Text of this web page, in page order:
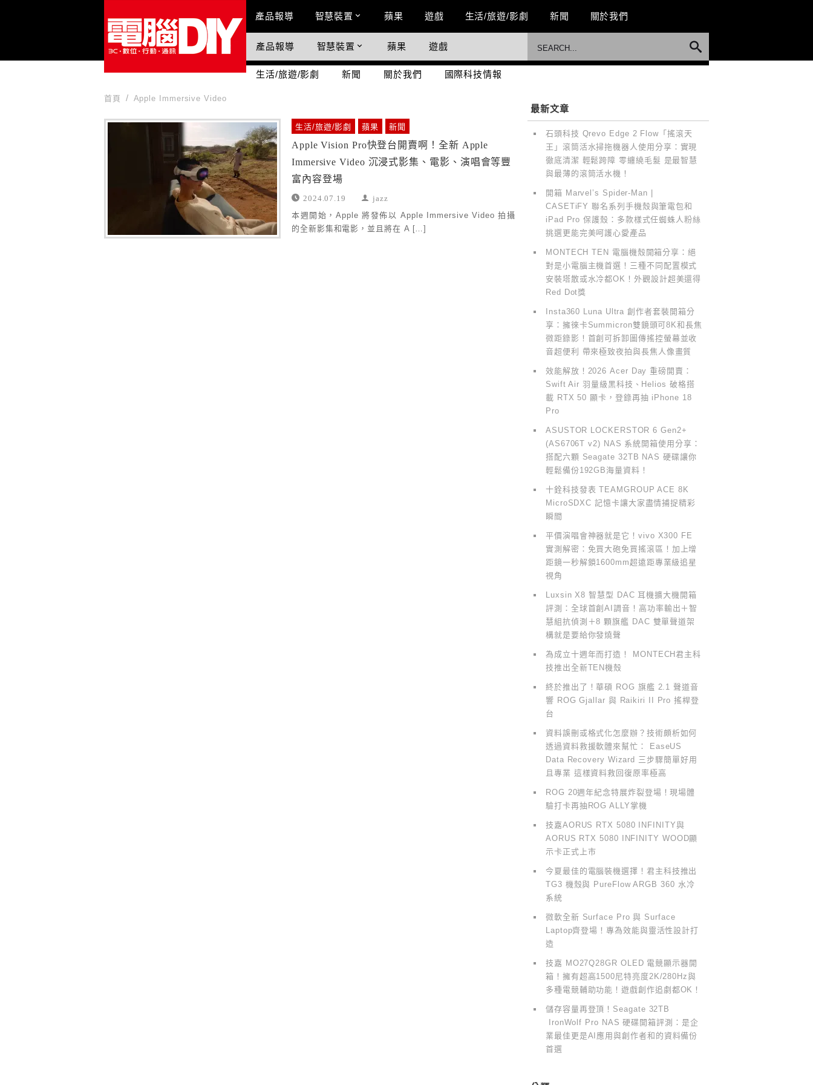
Main Menu
產品報導 智慧裝置 蘋果 遊戲 生活/旅遊/影劇 新聞 關於我們
國際科技情報
產品報導 智慧裝置 蘋果 遊戲
生活/旅遊/影劇 新聞 關於我們 國際科技情報
首頁 Apple Immersive Video
生活/旅遊/影劇 蘋果 新聞
Apple Vision Pro快登台開賣啊！全新 Apple
Immersive Video 沉浸式影集、電影、演唱會等豐
富內容登場
2024.07.19 jazz
本週開始，Apple 將發佈以 Apple Immersive Video 拍攝
的全新影集和電影，並且將在 A […]
最新文章
石頭科技 Qrevo Edge 2 Flow「搖滾天
王」滾筒活水掃拖機器人使用分享：實現
徹底清潔 輕鬆跨障 零纏繞毛髮 是最智慧
與最薄的滾筒活水機！
開箱 Marvel’s Spider-Man |
CASETiFY 聯名系列手機殼與筆電包和
iPad Pro 保護殼：多款樣式任蜘蛛人粉絲
挑選更能完美呵護心愛產品
MONTECH TEN 電腦機殼開箱分享：絕
對是小電腦主機首選！三種不同配置模式
安裝塔散或水冷都OK！外觀設計超美還得
Red Dot獎
Insta360 Luna Ultra 創作者套裝開箱分
享：擁徠卡Summicron雙鏡頭可8K和長焦
微距錄影！首創可拆卸圖傳搖控螢幕並收
音超便利 帶來極致夜拍與長焦人像畫質
效能解放！2026 Acer Day 重磅開賣：
Swift Air 羽量級黑科技、Helios 破格搭
載 RTX 50 顯卡，登錄再抽 iPhone 18
Pro
ASUSTOR LOCKERSTOR 6 Gen2+
(AS6706T v2) NAS 系統開箱使用分享：
搭配六顆 Seagate 32TB NAS 硬碟讓你
輕鬆備份192GB海量資料！
十銓科技發表 TEAMGROUP ACE 8K
MicroSDXC 記憶卡讓大家盡情捕捉精彩
瞬間
平價演唱會神器就是它！vivo X300 FE
實測解密：免買大砲免買搖滾區！加上增
距鏡一秒解鎖1600mm超遠距專業級追星
視角
Luxsin X8 智慧型 DAC 耳機擴大機開箱
評測：全球首創AI調音！高功率輸出＋智
慧組抗偵測＋8 顆旗艦 DAC 雙單聲道架
構就是要給你發燒聲
為成立十週年而打造！ MONTECH君主科
技推出全新TEN機殼
終於推出了！華碩 ROG 旗艦 2.1 聲道音
響 ROG Gjallar 與 Raikiri II Pro 搖桿登
台
資料誤刪或格式化怎麼辦？技術頗析如何
透過資料救援軟體來幫忙： EaseUS
Data Recovery Wizard 三步驟簡單好用
且專業 這樣資料救回復原率極高
ROG 20週年紀念特展炸裂登場！現場體
驗打卡再抽ROG ALLY掌機
技嘉AORUS RTX 5080 INFINITY與
AORUS RTX 5080 INFINITY WOOD顯
示卡正式上市
今夏最佳的電腦裝機選擇！君主科技推出
TG3 機殼與 PureFlow ARGB 360 水冷
系統
微軟全新 Surface Pro 與 Surface
Laptop齊登場！專為效能與靈活性設計打
造
技嘉 MO27Q28GR OLED 電競顯示器開
箱！擁有超高1500尼特亮度2K/280Hz與
多種電競輔助功能！遊戲創作追劇都OK！
儲存容量再登頂！Seagate 32TB
IronWolf Pro NAS 硬碟開箱評測：是企
業最佳更是AI應用與創作者和的資料備份
首選